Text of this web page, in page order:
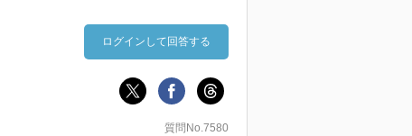
ログインして回答する
質問No.7580